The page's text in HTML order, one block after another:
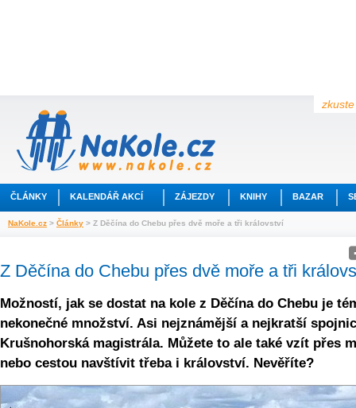
ČLÁNKY KALENDÁŘ AKCÍ ZÁJEZDY KNIHY BAZAR
NaKole.cz > Články > Z Děčína do Chebu přes dvě moře a tři království
Z Děčína do Chebu přes dvě moře a tři
Možností, jak se dostat na kole z Děčína do Chebu je
nekonečné množství. Asi nejznámější a nejkratší
Krušnohorská magistrála. Můžete to ale také vzít přes
nebo cestou navštívit třeba i království. Nevěříte?